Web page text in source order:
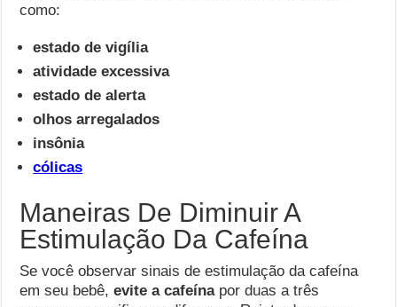
como:
estado de vigília
atividade excessiva
estado de alerta
olhos arregalados
insônia
cólicas
Maneiras De Diminuir A
Estimulação Da Cafeína
Se você observar sinais de estimulação da cafeína
em seu bebê, evite a cafeínapor duas a três